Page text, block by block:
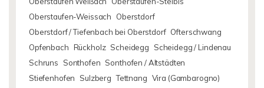
Oberstaufen-Weissach
Oberstdorf
Oberstdorf / Tiefenbach bei Oberstdorf Ofterschwang
Opfenbach Rückholz Scheidegg
Scheidegg / Lindenau
Schruns
Sonthofen Sonthofen / Altstädten
Stiefenhofen
Sulzberg Tettnang Vira (Gambarogno)